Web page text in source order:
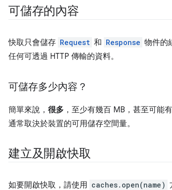
可儲存的內容
快取只會儲存 Request 和 Response 物件的
任何可透過 HTTP 傳輸的資料。
可儲存多少內容？
簡單來說， 很多 ，至少有幾百 MB，甚至可能
通常取決於裝置的可用儲存空間量。
建立及開啟快取
如要開啟快取，請使用 caches.open(name)